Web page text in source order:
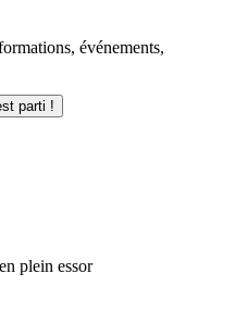
événements,
parti !
plein essor